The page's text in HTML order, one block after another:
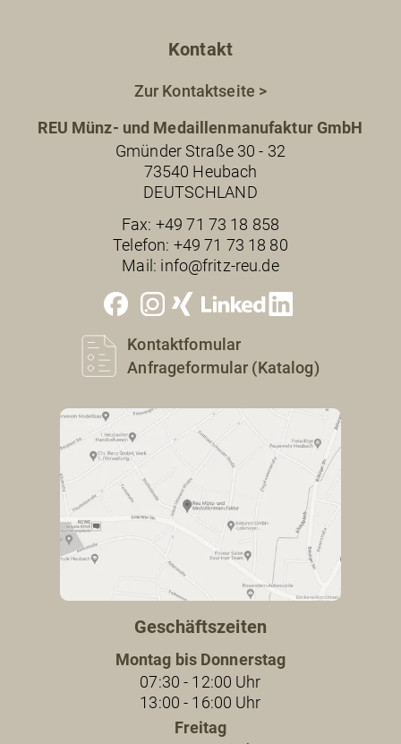
Kontakt
Zur Kontaktseite >
REU Münz- und Medaillenmanufaktur GmbH
Gmünder Straße 30 - 32
73540 Heubach
DEUTSCHLAND
Fax: +49 71 73 18 858
Telefon: +49 71 73 18 80
Mail: info@fritz-reu.de
Kontaktfomular
Anfrageformular (Katalog)
Geschäftszeiten
Montag bis Donnerstag
07:30 - 12:00 Uhr
13:00 - 16:00 Uhr
Freitag